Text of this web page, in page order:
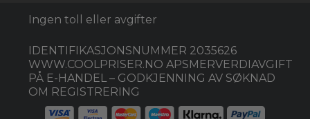
Ingen toll eller avgifter
IDENTIFIKASJONSNUMMER 2035626
WWW.COOLPRISER.NO APSMERVERDIAVGIFT
PÅ E-HANDEL – GODKJENNING AV SØKNAD
OM REGISTRERING